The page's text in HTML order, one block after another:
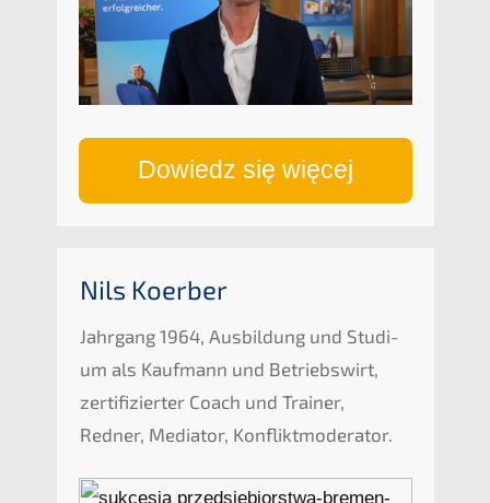
Dowiedz się więcej
Nils Koerber
Jahrgang 1964, Ausbil­dung und Studi­
um als Kaufmann und Betriebs­wirt,
zerti­fi­zier­ter Coach und Trainer,
Redner, Media­tor, Konfliktmoderator.